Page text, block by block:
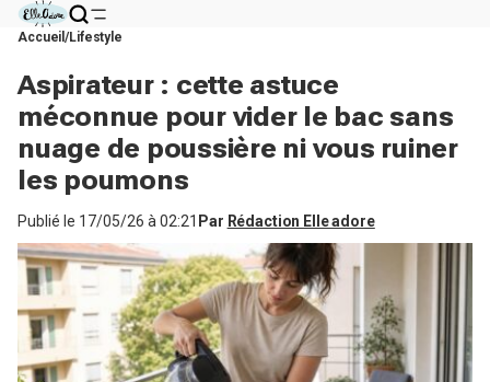
Accueil Lifestyle
Aspirateur : cette astuce
méconnue pour vider le bac sans
nuage de poussière ni vous ruiner
les poumons
Publié le 17/05/26 à 02:21 Par Rédaction Elle adore